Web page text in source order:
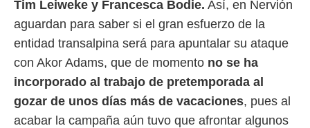
Tim Leiweke y Francesca Bodie. Así, en Nervión
aguardan para saber si el gran esfuerzo de la
entidad transalpina será para apuntalar su ataque
con Akor Adams, que de momento no se ha
incorporado al trabajo de pretemporada al
gozar de unos días más de vacaciones, pues al
acabar la campaña aún tuvo que afrontar algunos